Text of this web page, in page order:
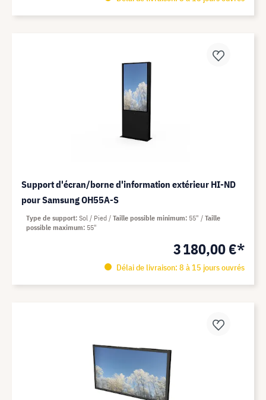
Support d'écran/borne d'information extérieur HI-ND
pour Samsung OH55A-S
3 180,00 €*
Délai de livraison: 8 à 15 jours ouvrés
Type de support Sol / Pied Taille possible minimum 55"
Taille
possible maximum 55"